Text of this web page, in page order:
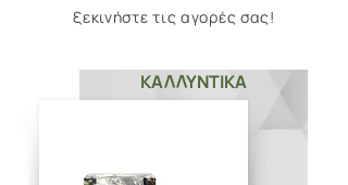
ξεκινήστε τις αγορές σας!
ΚΑΛΛΥΝΤΙΚΑ